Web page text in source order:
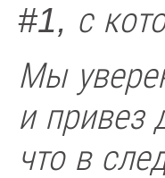
#1, с
Мы
и привез
что в